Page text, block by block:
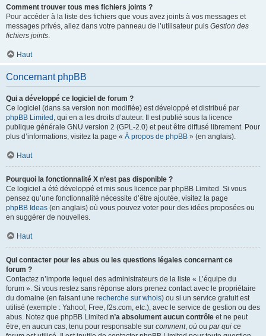
Comment trouver tous mes fichiers joints ?
Pour accéder à la liste des fichiers que vous avez joints à vos messages et
messages privés, allez dans votre panneau de l’utilisateur puis Gestion des
fichiers joints.
Haut
Concernant phpBB
Qui a développé ce logiciel de forum ?
Ce logiciel (dans sa version non modifiée) est développé et distribué par
phpBB Limited , qui en a les droits d’auteur. Il est publié sous la licence
publique générale GNU version 2 (GPL-2.0) et peut être diffusé librement. Pour
plus d’informations, visitez la page « À propos de phpBB » (en anglais).
Haut
Pourquoi la fonctionnalité X n’est pas disponible ?
Ce logiciel a été développé et mis sous licence par phpBB Limited. Si vous
pensez qu’une fonctionnalité nécessite d’être ajoutée, visitez la page
phpBB Ideas (en anglais) où vous pouvez voter pour des idées proposées ou
en suggérer de nouvelles.
Haut
Qui contacter pour les abus ou les questions légales concernant ce
forum ?
Contactez n’importe lequel des administrateurs de la liste « L’équipe du
forum ». Si vous restez sans réponse alors prenez contact avec le propriétaire
du domaine (en faisant une recherche sur whois) ou si un service gratuit est
utilisé (exemple : Yahoo!, Free, f2s.com, etc.), avec le service de gestion ou des
abus. Notez que phpBB Limited n’a absolument aucun contrôle et ne peut
être, en aucun cas, tenu pour responsable sur comment, où ou par qui ce